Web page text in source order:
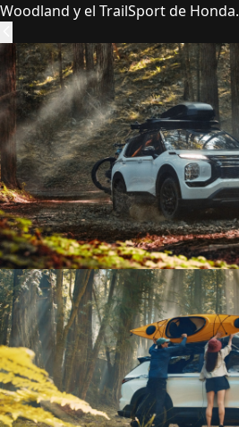
Woodland y el TrailSport de Honda.